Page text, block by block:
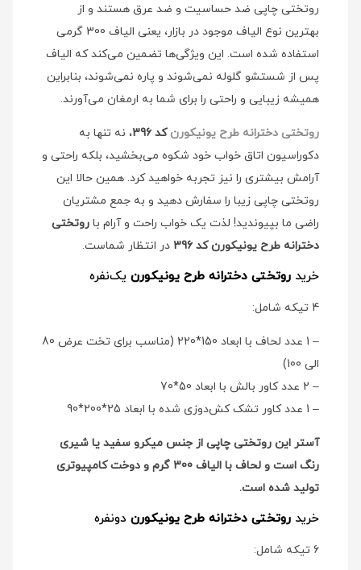
روتختی چاپی ضد حساسیت و ضد عرق هستند و از
بهترین نوع الیاف موجود در بازار، یعنی الیاف 300 گرمی
استفاده شده است. این ویژگی‌ها تضمین می‌کند که الیاف
پس از شستشو گلوله نمی‌شوند و پاره نمی‌شوند، بنابراین
همیشه زیبایی و راحتی را برای شما به ارمغان می‌آورند.
روتختی دخترانه طرح یونیکورن کد 396
، نه تنها به
دکوراسیون اتاق خواب خود شکوه می‌بخشید، بلکه راحتی و
آرامش بیشتری را نیز تجربه خواهید کرد. همین حالا این
روتختی چاپی زیبا را سفارش دهید و به جمع مشتریان
راضی ما بپیوندید! لذت یک خواب راحت و آرام با روتختی
دخترانه طرح یونیکورن کد 396
در انتظار شماست.
خرید روتختی دخترانه طرح یونیکورن یک‌نفره
4 تیکه شامل:
– 1 عدد لحاف با ابعاد 150*220 (مناسب برای تخت عرض 80
الی 100)
– 2 عدد کاور بالش با ابعاد 50*70
– 1 عدد کاور تشک کش‌دوزی شده با ابعاد 25*200*90
آستر این روتختی چاپی از جنس میکرو سفید یا شیری
رنگ است و لحاف با الیاف 300 گرم و دوخت کامپیوتری
تولید شده است.
خرید روتختی دخترانه طرح یونیکورن دو‌نفره
6 تیکه شامل: